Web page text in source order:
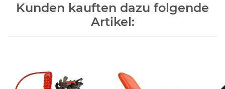
Kunden kauften dazu folgende
Artikel: